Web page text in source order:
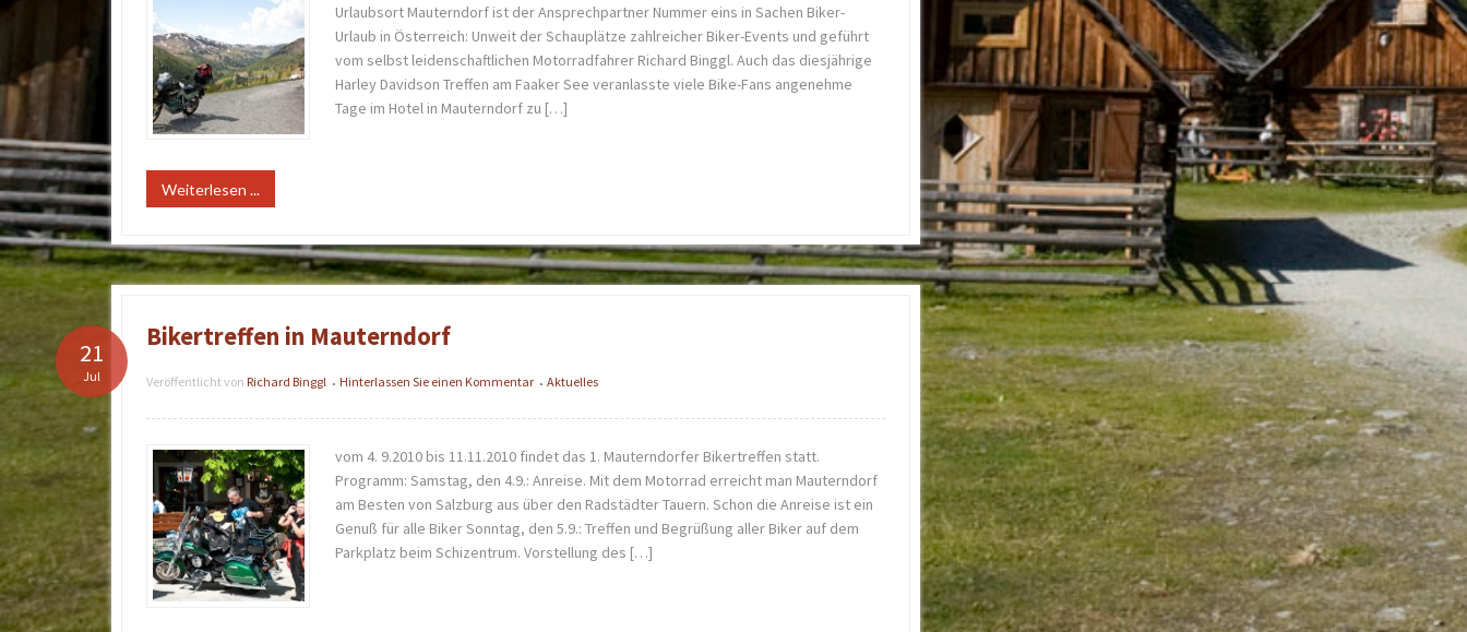
Urlaubsort Mauterndorf ist der Ansprechpartner Nummer eins in Sachen Biker-
Urlaub in Österreich: Unweit der Schauplätze zahlreicher Biker-Events und geführt
vom selbst leidenschaftlichen Motorradfahrer Richard Binggl. Auch das diesjährige
Harley Davidson Treffen am Faaker See veranlasste viele Bike-Fans angenehme
Tage im Hotel in Mauterndorf zu […]
Weiterlesen ...
Bikertreffen in Mauterndorf
Veröffentlicht von Richard Binggl • Hinterlassen Sie einen Kommentar • Aktuelles
21
Jul
vom 4. 9.2010 bis 11.11.2010 findet das 1. Mauterndorfer Bikertreffen statt.
Programm: Samstag, den 4.9.: Anreise. Mit dem Motorrad erreicht man Mauterndorf
am Besten von Salzburg aus über den Radstädter Tauern. Schon die Anreise ist ein
Genuß für alle Biker Sonntag, den 5.9.: Treffen und Begrüßung aller Biker auf dem
Parkplatz beim Schizentrum. Vorstellung des […]